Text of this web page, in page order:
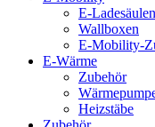
E-Ladesäulen
Wallboxen
E-Mobility-
E-Wärme
Zubehör
Heizstäbe